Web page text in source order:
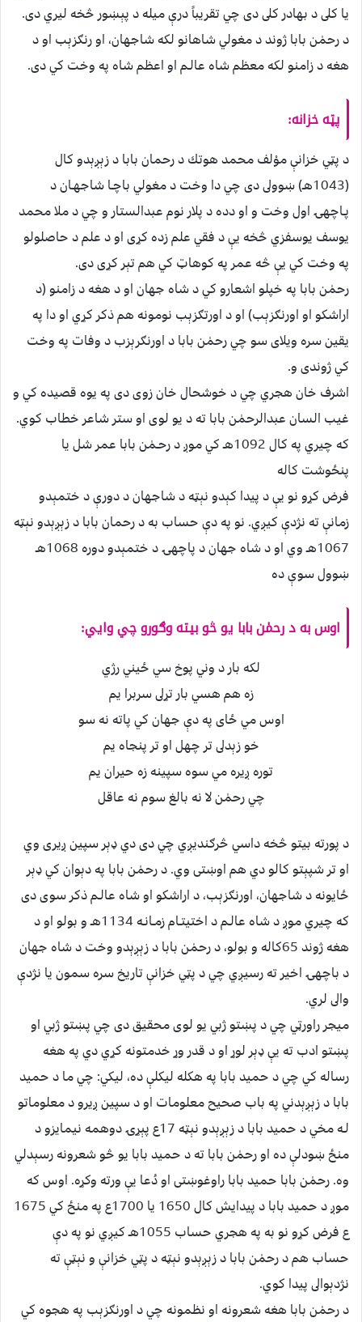
يا كلى د بهادر كلى دى چي تقريباً درې ميله د پېښور څخه ليري دى.
د رحمٰن بابا ژوند د مغولي شاهانو لكه شاجهان، او رنګزېب او د
هغه د زامنو لكه معظم شاه عالـم او اعظم شاه په وخت كي دى.
پټه خزانه:
د پټي خزانې موْلف محمد هوتك د رحمان بابا د زېږېدو كال
(1043هـ) ښوولى دى چي دا وخت د مغولي باچـا شاجهـان د
پـاچهۍ اول وخت و او دده د پلار نوم عبدالستار و چي د ملا محمد
يوسف يوسفزي څخه يې د فقي علم زده كړى او د علم د حاصلولو
په وخت كي يې څه عمر په كوهاټ كي هم تېر كړى دى.
رحمٰن بابا په خپلو اشعارو كي د شاه جهان او د هغه د زامنو (د
اراشكو او اورنګزېب) او د اورتګزېب نومونه هم ذكر كړي او دا په
يقين سره ويلاى سو چي رحمٰن بابا د اورنګرېزب د وفات په وخت
كي ژوندى و.
اشرف خان هجري چي د خوشحال خان زوى دى په يوه قصيده كي و
غيب السان عبدالرحمٰن بابا ته د يو لوى او ستر شاعر خطاب كوي.
كه چيري په كال 1092هـ كي موږ د رحـمٰن بابا عمر شل يا
پنځوشت كاله
فرض كړو نو يې د پيدا كېدو نېټه د شاجهان د دورې د ختمېدو
زمانې ته نژدې كيږي. نو په دې حساب به د رحمان بابا د زېږېدو نېټه
1067هـ وي او د شاه جهان د پاچهۍ د ختمېدو دوره 1068هـ
ښوول سوې ده
اوس به د رحمٰن بابا يو څو بيته وګورو چي وايي:
لكه بار د وني پوخ سي ځيني رژي
زه هم هسي بار تړلى سربرا يم
اوس مي ځاى په دې جهان كي پاته نه سو
خو زېدلى تر چهل او تر پنجاه يم
توره ږيره مي سوه سپينه زه حيران يم
چي رحمٰن لا نه بالغ سوم نه عاقل
د پورته بيتو څخه داسي څرګنديږي چي دى دي ډېر سپين ږيرى وي
او تر شپېتو كالو دي هم اوښتى وي. د رحمٰن بابا په دېوان كي ډېر
ځايونه د شاجهان، اورنګزېب، د اراشكو او شاه عالـم ذكر سوى دى
كه چيري موږ د شاه عالـم د اختيتـام زمـانـه 1134هـ و بولو او د
هغه ژوند 65كاله و بولو، د رحمٰن بابا د زېږېدو وخت د شاه جهان
د باچهۍ اخير ته رسيږي چي د پټي خزانې تاريخ سره سمون يا نژدې
والى لري.
ميجر راورټي چي د پښتو ژبي يو لوى محقيق دى چي پښتو ژبي او
پښتو ادب ته يې ډېر لوړ او د قدر وړ خدمتونه كړي دي په هغه
رساله كي چي د حميد بابا په هكله ليكلې ده، ليكي: چي ما د حميد
بابا د زېږېدني په باب صحيح معلومات او د سپين ږيرو د معلوماتو
لـه مخي د حميد بابا د زېږېدو نېټه 17ع پېړۍ دوهمه نيمايزو د
منځ ښودلې ده او رحمٰن بابا ته د حميد بابا يو څو شعرونه رسېدلي
وه. رحمٰن بابا حميد بابا راوغوښتى او دُعا يې ورته وكړه. اوس كه
موږ د حميد بابا د پيدايش كال 1650 يا 1700ع په منځ كي 1675
ع فرض كړو نو به په هجري حساب 1055هـ كيږي نو په دې
حساب هم د رحمٰن بابا د زېږېدو نېټه د پټي خزانې و نېټې ته
نژدېوالى پيدا كوي.
د رحمٰن بابا هغه شعرونه او نظمونه چي د اورنګزېب په هجوه كي